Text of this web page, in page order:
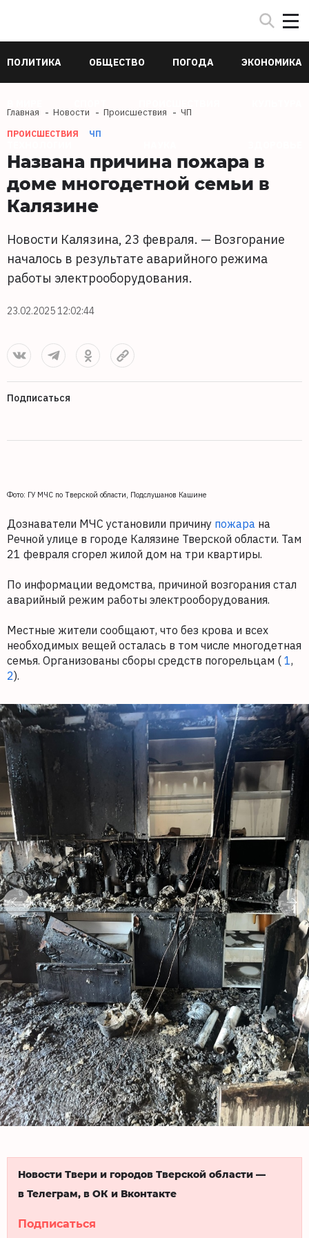
ПОЛИТИКА ОБЩЕСТВО ПОГОДА ЭКОНОМИКА
Главная Новости Происшествия ЧП
ПРОИСШЕСТВИЯ ЧП
Названа причина пожара в
доме многодетной семьи в
Калязине
Новости Калязина, 23 февраля. — Возгорание
началось в результате аварийного режима
работы электрооборудования.
23.02.2025 12:02:44
Подписаться
Фото: ГУ МЧС по Тверской области, Подслушанов Кашине
Дознаватели МЧС установили причину пожара на
Речной улице в городе Калязине Тверской области. Там
21 февраля сгорел жилой дом на три квартиры.
По информации ведомства, причиной возгорания стал
аварийный режим работы электрооборудования.
Местные жители сообщают, что без крова и всех
необходимых вещей осталась в том числе многодетная
семья. Организованы сборы средств погорельцам ( 1,
2).
Новости Твери и городов Тверской области —
в Телеграм, в ОК и Вконтакте
Подписаться